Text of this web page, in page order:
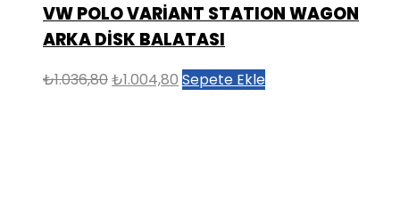
VW POLO VARİANT STATION WAGON
ARKA DİSK BALATASI
₺1.036,80Orijinal
₺1.004,80 Şu
Sepete Ekle